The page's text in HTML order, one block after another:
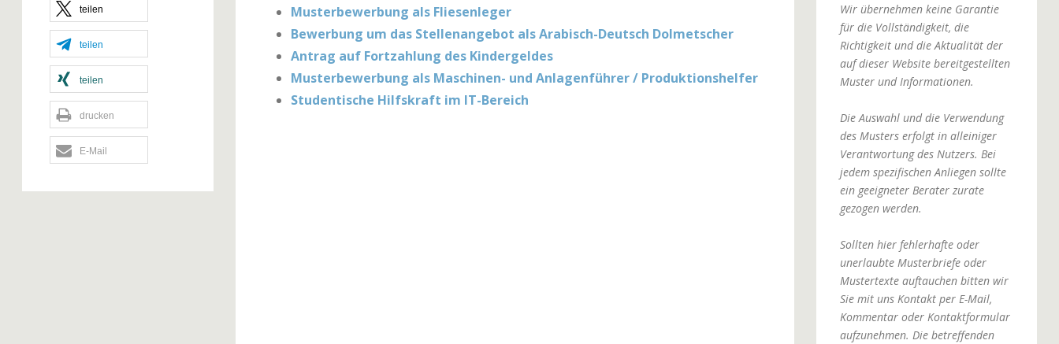
teilen
teilen
teilen
drucken
E-Mail
Musterbewerbung als Fliesenleger
Bewerbung um das Stellenangebot als Arabisch-Deutsch Dolmetscher
Antrag auf Fortzahlung des Kindergeldes
Musterbewerbung als Maschinen- und Anlagenführer / Produktionshelfer
Studentische Hilfskraft im IT-Bereich
Wir übernehmen keine Garantie
für die Vollständigkeit, die
Richtigkeit und die Aktualität der
auf dieser Website bereitgestellten
Muster und Informationen.
Die Auswahl und die Verwendung
des Musters erfolgt in alleiniger
Verantwortung des Nutzers. Bei
jedem spezifischen Anliegen sollte
ein geeigneter Berater zurate
gezogen werden.
Sollten hier fehlerhafte oder
unerlaubte Musterbriefe oder
Mustertexte auftauchen bitten wir
Sie mit uns Kontakt per E-Mail,
Kommentar oder Kontaktformular
aufzunehmen. Die betreffenden